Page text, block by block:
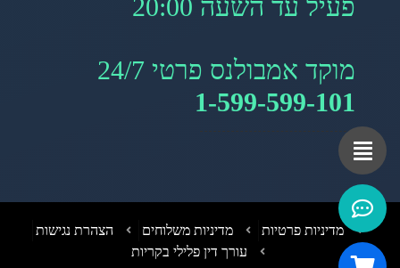
פעיל עד השעה 20:00
מוקד אמבולנס פרטי 24/7
1-599-599-101
מדיניות פרטיות מדיניות משלוחים
הצהרת נגישות
עורך דין פלילי בקריות